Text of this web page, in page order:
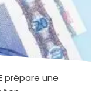
prépare une